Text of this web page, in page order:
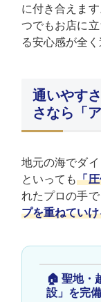
に付き合えま
つでもお店に
る安心感が全く
通いやす
さなら「
地元の海でダ
といっても「
れたプロの手で
プを重ねてい
🏠 聖地・
設」を完備